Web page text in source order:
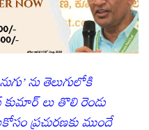
ను తెలుగులోకి
లు తొలి రెండు
ప్రచురణకు ముందే